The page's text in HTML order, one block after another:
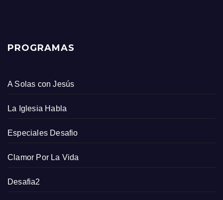
PROGRAMAS
A Solas con Jesús
La Iglesia Habla
Especiales Desafio
Clamor Por La Vida
Desafia2